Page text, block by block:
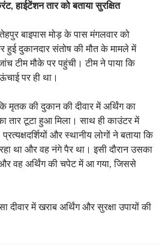
हाईटेंशन तार को बताया सुरक्षित
बाइपास मोड़ के पास मंगलवार को
दुकानदार संतोष की मौत के मामले में
टीम मौके पर पहुंची। टीम ने पाया कि
पर ही था।
मृतक की दुकान की दीवार में अर्थिंग का
तार टूटा हुआ मिला। साथ ही काउंटर में
और स्थानीय लोगों ने बताया कि
था और वह नंगे पैर था। इसी दौरान उसका
और वह अर्थिंग की चपेट में आ गया, जिससे
दीवार में खराब अर्थिंग और सुरक्षा उपायों की